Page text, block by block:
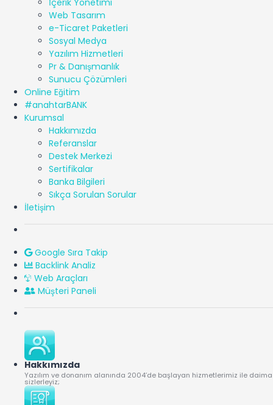
İçerik Yönetimi
Web Tasarım
e-Ticaret Paketleri
Sosyal Medya
Yazılım Hizmetleri
Pr & Danışmanlık
Sunucu Çözümleri
Online Eğitim
#anahtarBANK
Kurumsal
Hakkımızda
Referanslar
Destek Merkezi
Sertifikalar
Banka Bilgileri
Sıkça Sorulan Sorular
İletişim
Google Sıra Takip
Backlink Analiz
Web Araçları
Müşteri Paneli
Hakkımızda
Yazılım ve donanım alanında 2004’de başlayan hizmetlerimiz ile daima
sizlerleyiz;